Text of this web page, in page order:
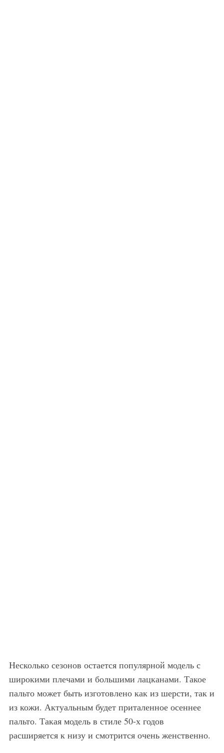
Несколько сезонов остается популярной модель с
широкими плечами и большими лацканами. Такое
пальто может быть изготовлено как из шерсти, так и
из кожи. Актуальным будет приталенное осеннее
пальто. Такая модель в стиле 50-х годов
расширяется к низу и смотрится очень женственно.